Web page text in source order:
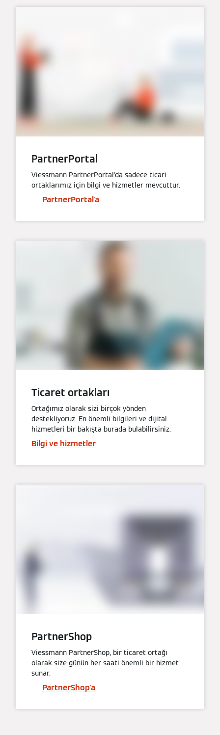
PartnerPortal
Viessmann PartnerPortal'da sadece ticari
ortaklarımız için bilgi ve hizmetler mevcuttur.
PartnerPortal'a
Ticaret ortakları
Ortağımız olarak sizi birçok yönden
destekliyoruz. En önemli bilgileri ve dijital
hizmetleri bir bakışta burada bulabilirsiniz.
Bilgi ve hizmetler
PartnerShop
Viessmann PartnerShop, bir ticaret ortağı
olarak size günün her saati önemli bir hizmet
sunar.
PartnerShop'a